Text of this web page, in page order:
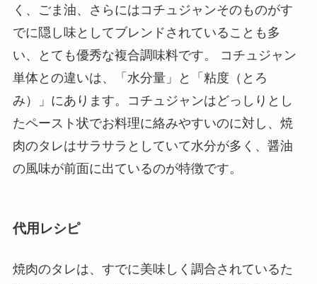
く、ごま油、さらにはコチュジャンそのものがす
でに隠し味としてブレンドされていることも多
い、とても優秀な複合調味料です。 コチュジャン
単体との違いは、「水分量」と「粘度（とろ
み）」にあります。コチュジャンはどっしりとし
たペースト状でお料理に絡みやすいのに対し、焼
肉のタレはサラサラとしていて水分が多く、醤油
の風味が前面に出ているのが特徴です。
代用レシピ
焼肉のタレは、すでに美味しく調合されているた